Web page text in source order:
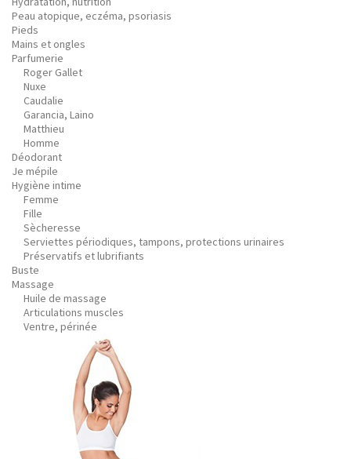
Peau atopique, eczéma, psoriasis
Pieds
Mains et ongles
Parfumerie
Roger Gallet
Nuxe
Caudalie
Garancia, Laino
Matthieu
Homme
Déodorant
Je mépile
Hygiène intime
Femme
Fille
Sècheresse
Serviettes périodiques, tampons, protections urinaires
Préservatifs et lubrifiants
Buste
Massage
Huile de massage
Articulations muscles
Ventre, périnée